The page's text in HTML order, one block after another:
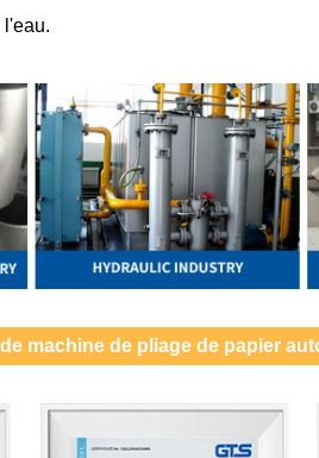
l'eau.
machine de pliage de papier